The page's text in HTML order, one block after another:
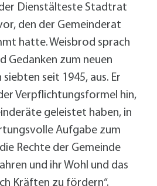
Dienstälteste Stadtrat
den der Gemeinderat
hatte. Weisbrod sprach
Gedanken zum neuen
seit 1945, aus. Er
Verpflichtungsformel hin,
geleistet haben, in
Aufgabe zum
Rechte der Gemeinde
und ihr Wohl und das
Kräften zu fördern“.